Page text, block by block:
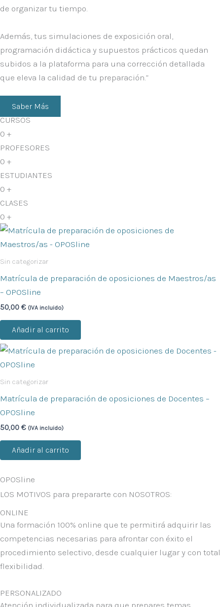
de organizar tu tiempo.
Además, tus simulaciones de exposición oral,
programación didáctica y supuestos prácticos quedan
subidos a la plataforma para una corrección detallada
que eleva la calidad de tu preparación.”
Saber Más
CURSOS
0 +
PROFESORES
0 +
ESTUDIANTES
0 +
CLASES
0 +
Sin categorizar
Matrícula de preparación de oposiciones de Maestros/as
– OPOSline
50,00 € (IVA incluido)
Añadir al carrito
Sin categorizar
Matrícula de preparación de oposiciones de Docentes –
OPOSline
50,00 € (IVA incluido)
Añadir al carrito
OPOSline
LOS MOTIVOS para prepararte con NOSOTROS:
ONLINE
Una formación 100% online que te permitirá adquirir las
competencias necesarias para afrontar con éxito el
procedimiento selectivo, desde cualquier lugar y con total
flexibilidad.
PERSONALIZADO